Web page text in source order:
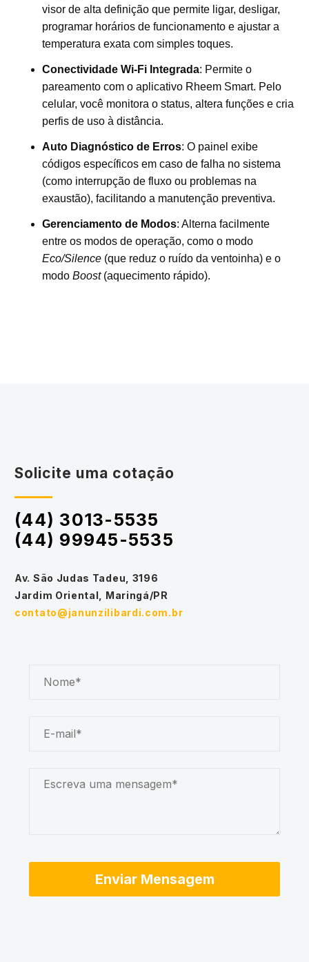
visor de alta definição que permite ligar, desligar,
programar horários de funcionamento e ajustar a
temperatura exata com simples toques.
Conectividade Wi-Fi Integrada: Permite o
pareamento com o aplicativo Rheem Smart. Pelo
celular, você monitora o status, altera funções e cria
perfis de uso à distância.
Auto Diagnóstico de Erros: O painel exibe
códigos específicos em caso de falha no sistema
(como interrupção de fluxo ou problemas na
exaustão), facilitando a manutenção preventiva.
Gerenciamento de Modos: Alterna facilmente
entre os modos de operação, como o modo
Eco/Silence (que reduz o ruído da ventoinha) e o
modo Boost(aquecimento rápido).
Solicite uma cotação
(44) 3013-5535
(44) 99945-5535
Av. São Judas Tadeu, 3196
Jardim Oriental, Maringá/PR
contato@janunzilibardi.com.br